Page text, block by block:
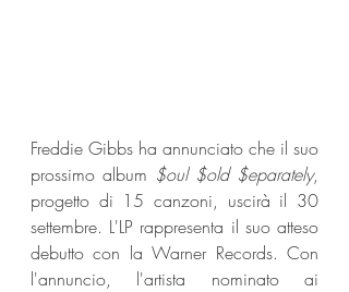
Freddie Gibbs ha annunciato che il suo
prossimo album $oul $old $eparately,
progetto di 15 canzoni, uscirà il 30
settembre. L'LP rappresenta il suo atteso
debutto con la Warner Records. Con
l'annuncio, l'artista nominato ai